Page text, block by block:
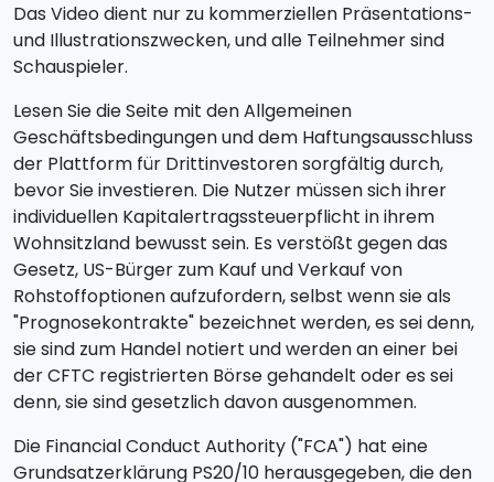
Das Video dient nur zu kommerziellen Präsentations-
und Illustrationszwecken, und alle Teilnehmer sind
Schauspieler.
Lesen Sie die Seite mit den Allgemeinen
Geschäftsbedingungen und dem Haftungsausschluss
der Plattform für Drittinvestoren sorgfältig durch,
bevor Sie investieren. Die Nutzer müssen sich ihrer
individuellen Kapitalertragssteuerpflicht in ihrem
Wohnsitzland bewusst sein. Es verstößt gegen das
Gesetz, US-Bürger zum Kauf und Verkauf von
Rohstoffoptionen aufzufordern, selbst wenn sie als
"Prognosekontrakte" bezeichnet werden, es sei denn,
sie sind zum Handel notiert und werden an einer bei
der CFTC registrierten Börse gehandelt oder es sei
denn, sie sind gesetzlich davon ausgenommen.
Die Financial Conduct Authority ("FCA") hat eine
Grundsatzerklärung PS20/10 herausgegeben, die den